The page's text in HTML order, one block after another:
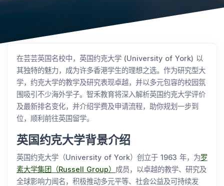
在芸芸英国名校中，英国约克大学 (University of York) 以
其独特的魅力，成为许多香港学生的理想之选。作为研究型大
学，约克大学的教学及研究表现卓越，并以多元包容的校园氛
围吸引不少海外学子。智禾教育将深入解析英国约克大学评价
及最新排名变化，并介绍学费及申请流程，助你规划一步到
位，顺利前往英国留学。
英国约克大学背景介绍
英国约克大学（University of York）创立于 1963 年，为罗
素大学集团（Russell Group） 成员，以卓越的教学、研究及
全球影响力闻名，积极推动多元平等、社会公益及可持续发